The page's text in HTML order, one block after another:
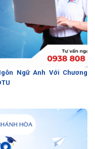
Ngữ Anh Với Chương